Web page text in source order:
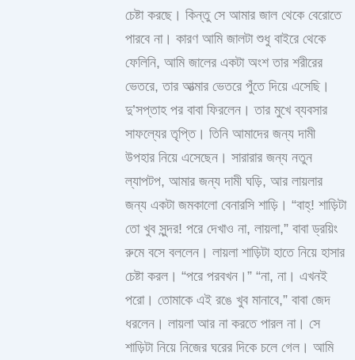
চেষ্টা করছে। কিন্তু সে আমার জাল থেকে বেরোতে
পারবে না। কারণ আমি জালটা শুধু বাইরে থেকে
ফেলিনি, আমি জালের একটা অংশ তার শরীরের
ভেতরে, তার আত্মার ভেতরে পুঁতে দিয়ে এসেছি।
দু’সপ্তাহ পর বাবা ফিরলেন। তার মুখে ব্যবসার
সাফল্যের তৃপ্তি। তিনি আমাদের জন্য দামী
উপহার নিয়ে এসেছেন। সারারার জন্য নতুন
ল্যাপটপ, আমার জন্য দামী ঘড়ি, আর লায়লার
জন্য একটা জমকালো বেনারসি শাড়ি। “বাহ্! শাড়িটা
তো খুব সুন্দর! পরে দেখাও না, লায়লা,” বাবা ড্রয়িং
রুমে বসে বললেন। লায়লা শাড়িটা হাতে নিয়ে হাসার
চেষ্টা করল। “পরে পরবখন।” “না, না। এখনই
পরো। তোমাকে এই রঙে খুব মানাবে,” বাবা জেদ
ধরলেন। লায়লা আর না করতে পারল না। সে
শাড়িটা নিয়ে নিজের ঘরের দিকে চলে গেল। আমি